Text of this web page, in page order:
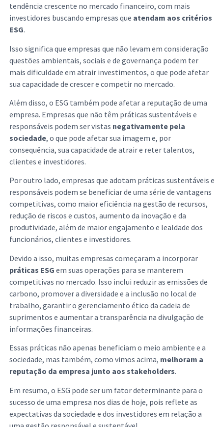
tendência crescente no mercado financeiro, com mais
investidores buscando empresas que atendam aos critérios
ESG.
Isso significa que empresas que não levam em consideração
questões ambientais, sociais e de governança podem ter
mais dificuldade em atrair investimentos, o que pode afetar
sua capacidade de crescer e competir no mercado.
Além disso, o ESG também pode afetar a reputação de uma
empresa. Empresas que não têm práticas sustentáveis e
responsáveis podem ser vistas negativamente pela
sociedade, o que pode afetar sua imagem e, por
consequência, sua capacidade de atrair e reter talentos,
clientes e investidores.
Por outro lado, empresas que adotam práticas sustentáveis e
responsáveis podem se beneficiar de uma série de vantagens
competitivas, como maior eficiência na gestão de recursos,
redução de riscos e custos, aumento da inovação e da
produtividade, além de maior engajamento e lealdade dos
funcionários, clientes e investidores.
Devido a isso, muitas empresas começaram a incorporar
práticas ESG em suas operações para se manterem
competitivas no mercado. Isso inclui reduzir as emissões de
carbono, promover a diversidade e a inclusão no local de
trabalho, garantir o gerenciamento ético da cadeia de
suprimentos e aumentar a transparência na divulgação de
informações financeiras.
Essas práticas não apenas beneficiam o meio ambiente e a
sociedade, mas também, como vimos acima, melhoram a
reputação da empresa junto aos stakeholders.
Em resumo, o ESG pode ser um fator determinante para o
sucesso de uma empresa nos dias de hoje, pois reflete as
expectativas da sociedade e dos investidores em relação a